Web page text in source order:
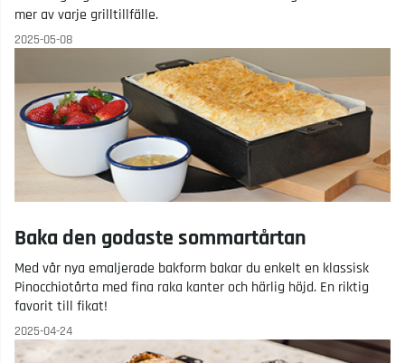
mer av varje grilltillfälle.
2025-05-08
Baka den godaste sommartårtan
Med vår nya emaljerade bakform bakar du enkelt en klassisk
Pinocchiotårta med fina raka kanter och härlig höjd. En riktig
favorit till fikat!
2025-04-24